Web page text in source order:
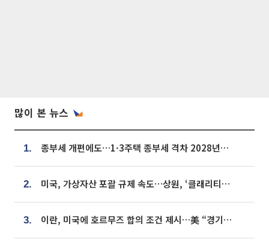
많이 본 뉴스
1. 종부세 개편에도…1·3주택 종부세 격차 2028년부터 확대
2. 미국, 가상자산 포괄 규제 속도…상원, ‘클래리티법’ 9월 절차투표 추진
3. 이란, 미국에 호르무즈 합의 조건 제시…美 “경기 아직 안 끝나” [종합]